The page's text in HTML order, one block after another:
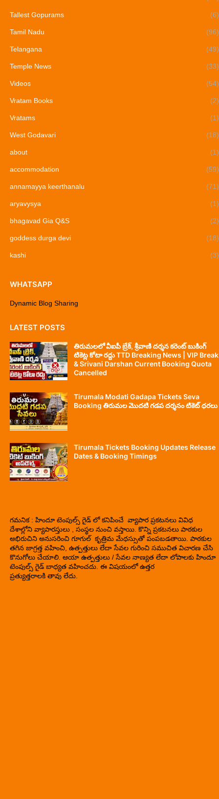
Tallest Gopurams (6)
Tamil Nadu (96)
Telangana (49)
Temple News (33)
Videos (54)
Vratam Books (2)
Vratams (1)
West Godavari (18)
about (1)
accommodation (59)
annamayya keerthanalu (71)
aryavysya (1)
bhagavad Gia Q&S (2)
goddess durga devi (18)
kashi (3)
WHATSAPP
Dynamic Blog Sharing
LATEST POSTS
తిరుమలలో వీఐపీ బ్రేక్, శ్రీవాణి దర్శన కరెంట్ బుకింగ్
టికెట్ల కోటా రద్దు TTD Breaking News | VIP Break
& Srivani Darshan Current Booking Quota
Cancelled
Tirumala Modati Gadapa Tickets Seva
Booking తిరుమల మొదటి గడప దర్శనం టికెట్ ధరలు
Tirumala Tickets Booking Updates Release
Dates & Booking Timings
గమనిక : హిందూ టెంపుల్స్ గైడ్ లో కనిపించే వ్యాపార ప్రకటనలు వివిధ
దేశాల్లోని వ్యాపారస్తులు , సంస్థల నుంచి వస్తాయి. కొన్ని ప్రకటనలు పాఠకుల
అభిరుచిని అనుసరించి గూగుల్ కృత్రిమ మేధస్సుతో పంపబడతాయి. పాఠకుల
తగిన జాగ్రత్త వహించి, ఉత్పత్తులు లేదా సేవల గురించి సముచిత విచారణ చేసి
కొనుగోలు చేయాలి. ఆయా ఉత్పత్తులు / సేవల నాణ్యత లేదా లోపాలకు హిందూ
టెంపుల్స్ గైడ్ బాధ్యత వహించదు. ఈ విషయంలో ఉత్తర
ప్రత్యుత్తరాలకి తావు లేదు.